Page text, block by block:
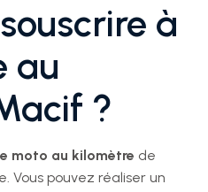
à
au
?
moto au kilomètre de
Vous pouvez réaliser un